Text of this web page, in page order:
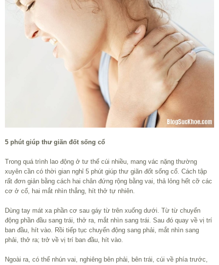
5 phút giúp thư giãn đốt sống cổ
Trong quá trình lao động ở tư thế cúi nhiều, mang vác nặng thường
xuyên cần có thời gian nghỉ 5 phút giúp thư giãn đốt sống cổ. Cách tập
rất đơn giản bằng cách hai chân đứng rộng bằng vai, thả lỏng hết cỡ các
cơ ở cổ, hai mắt nhìn thẳng, hít thở tự nhiên.
Dùng tay mát xa phần cơ sau gáy từ trên xuống dưới. Từ từ chuyển
động phần đầu sang trái, thở ra, mắt nhìn sang trái. Sau đó quay về vị trí
ban đầu, hít vào. Rồi tiếp tục chuyển động sang phải, mắt nhìn sang
phải, thở ra; trở về vị trí ban đầu, hít vào.
Ngoài ra, có thể nhún vai, nghiêng bên phải, bên trái, cúi về phía trước,